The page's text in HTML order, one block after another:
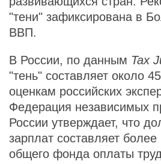
"тени" зафиксирована в
ВВП.
В России, по данным Tax
"тень" составляет около
оценкам российских
Федерация независимых
России утверждает, что
зарплат составляет
общего фонда оплаты